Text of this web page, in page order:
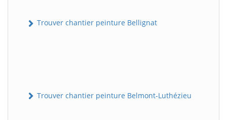
Trouver chantier peinture Bellignat
Trouver chantier peinture Belmont-Luthézieu